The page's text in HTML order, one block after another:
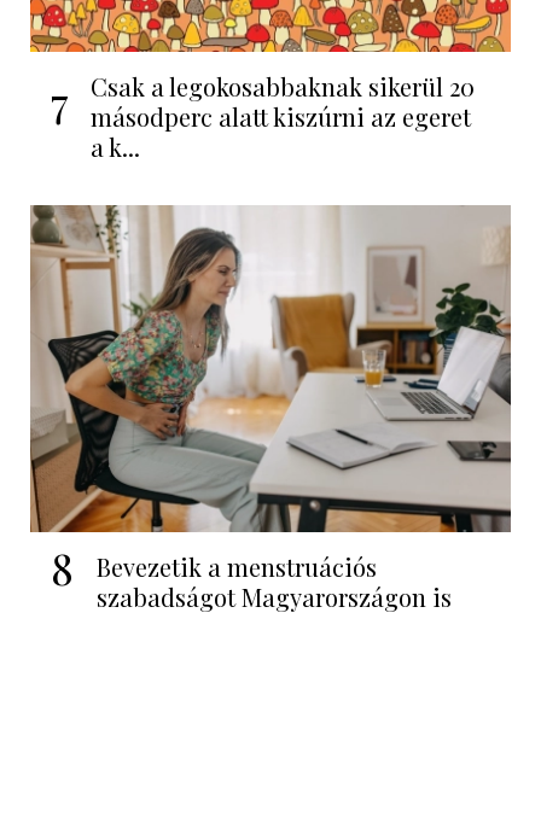
7
Csak a legokosabbaknak sikerül 20
másodperc alatt kiszúrni az egeret
a k...
8
Bevezetik a menstruációs
szabadságot Magyarországon is